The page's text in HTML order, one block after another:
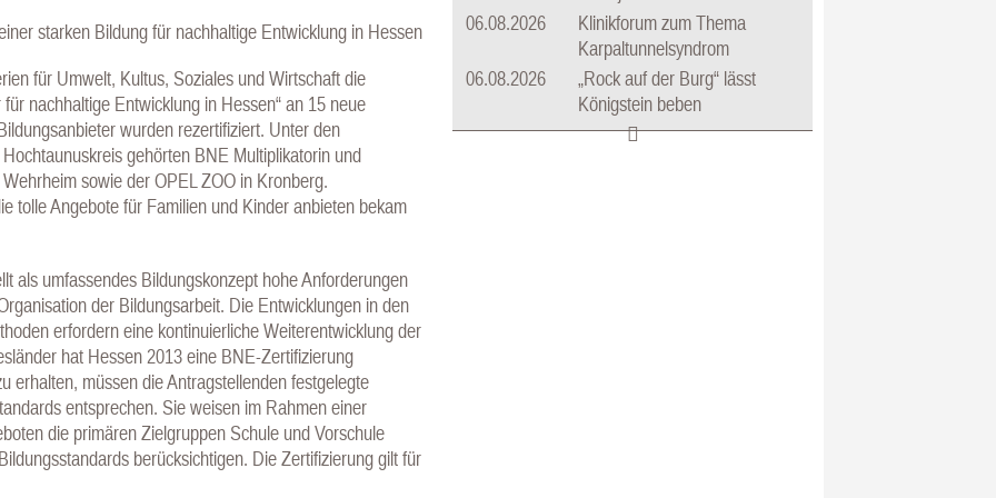
starken Bildung für nachhaltige Entwicklung in Hessen
für Umwelt, Kultus, Soziales und Wirtschaft die
nachhaltige Entwicklung in Hessen“ an 15 neue
wurden rezertifiziert. Unter den
gehörten BNE Multiplikatorin und
sowie der OPEL ZOO in Kronberg.
tolle Angebote für Familien und Kinder anbieten bekam
als umfassendes Bildungskonzept hohe Anforderungen
der Bildungsarbeit. Die Entwicklungen in den
erfordern eine kontinuierliche Weiterentwicklung der
hat Hessen 2013 eine BNE-Zertifizierung
erhalten, müssen die Antragstellenden festgelegte
entsprechen. Sie weisen im Rahmen einer
die primären Zielgruppen Schule und Vorschule
berücksichtigen. Die Zertifizierung gilt für
06.08.2026
Klinikforum zum Thema
Karpaltunnelsyndrom
06.08.2026
„Rock auf der Burg“ lässt
Königstein beben